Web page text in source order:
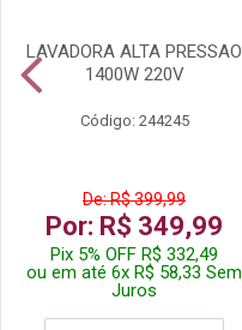
LAVADORA ALTA PRESSAO
1400W 220V
Código: 244245
De: R$ 399,99
Por: R$ 349,99
Pix 5% OFF R$ 332,49
ou em até 6x R$ 58,33 Sem
Juros